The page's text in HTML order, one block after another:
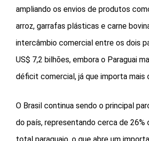
ampliando os envios de produtos
arroz, garrafas plásticas e carne
intercâmbio comercial entre os dois
US$ 7,2 bilhões, embora o Paraguai
déficit comercial, já que importa mais
O Brasil continua sendo o principal
do país, representando cerca de 26%